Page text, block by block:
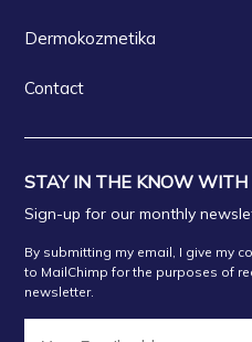
Dermokozmetika
Contact
STAY IN THE KNOW
Sign-up for our monthly
By submitting my email, I give my
to MailChimp for the purposes of
newsletter.